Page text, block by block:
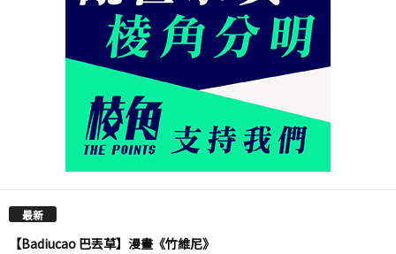
最新
【Badiucao 巴丟草】漫畫《竹維尼》